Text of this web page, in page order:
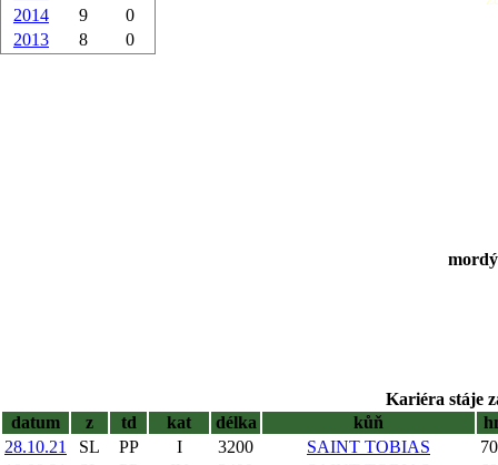
2014
9
0
2013
8 0
Kariéra stáje
datum
z td kat délka kůň
28.10.21
SL PP I 3200 SAINT TOBIAS